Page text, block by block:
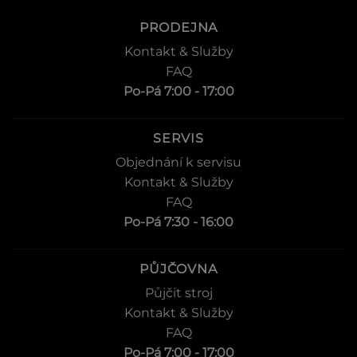
PRODEJNA
Kontakt & Služby
FAQ
Po-Pá 7:00 - 17:00
SERVIS
Objednání k servisu
Kontakt & Služby
FAQ
Po-Pá 7:30 - 16:00
PŮJČOVNA
Půjčit stroj
Kontakt & Služby
FAQ
Po-Pá 7:00 - 17:00